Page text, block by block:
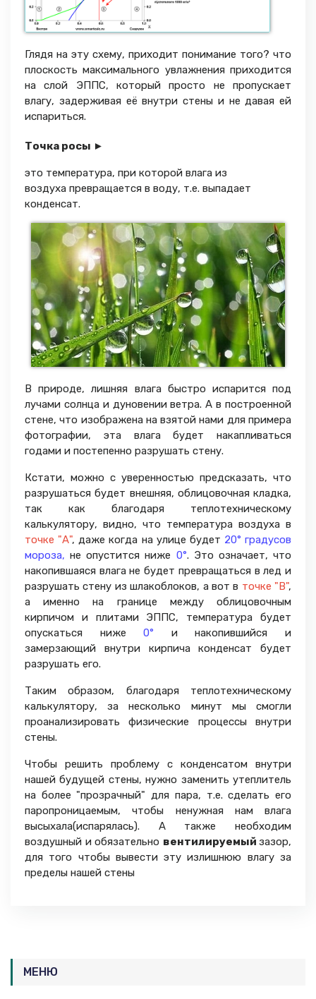
Глядя на эту схему, приходит понимание того? что
плоскость максимального увлажнения приходится
на слой ЭППС, который просто не пропускает
влагу, задерживая её внутри стены и не давая ей
испариться.
Точка росы ►
это температура, при которой влага из
воздуха превращается в воду, т.е. выпадает
конденсат.
В природе, лишняя влага быстро испарится под
лучами солнца и дуновении ветра. А в построенной
стене, что изображена на взятой нами для примера
фотографии, эта влага будет накапливаться
годами и постепенно разрушать стену.
Кстати, можно с уверенностью предсказать, что
разрушаться будет внешняя, облицовочная кладка,
так как благодаря теплотехническому
калькулятору, видно, что температура воздуха в
точке "А", даже когда на улице будет 20° градусов
мороза, не опустится ниже 0°. Это означает, что
накопившаяся влага не будет превращаться в лед и
разрушать стену из шлакоблоков, а вот в точке "В",
а именно на границе между облицовочным
кирпичом и плитами ЭППС, температура будет
опускаться ниже0° и накопившийся и
замерзающий внутри кирпича конденсат будет
разрушать его.
Таким образом, благодаря теплотехническому
калькулятору, за несколько минут мы смогли
проанализировать физические процессы внутри
стены.
Чтобы решить проблему с конденсатом внутри
нашей будущей стены, нужно заменить утеплитель
на более "прозрачный" для пара, т.е. сделать его
паропроницаемым, чтобы ненужная нам влага
высыхала(испарялась). А также необходим
воздушный и обязательно вентилируемый зазор,
для того чтобы вывести эту излишнюю влагу за
пределы нашей стены
МЕНЮ